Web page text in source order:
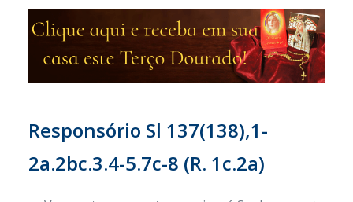
Responsório Sl 137(138),1-
2a.2bc.3.4-5.7c-8 (R. 1c.2a)